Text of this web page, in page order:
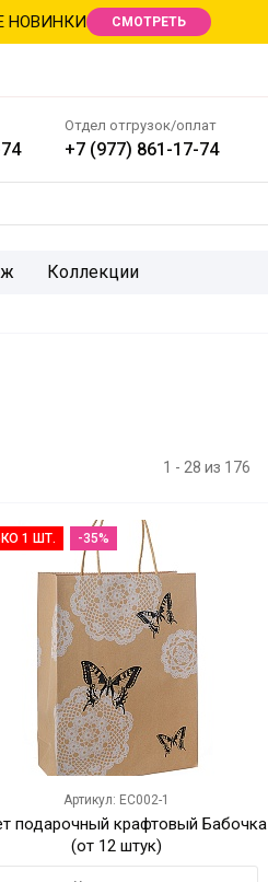
НОВИНКИ СМОТРЕТЬ
Отдел отгрузок/оплат
+7 (977) 861-17-74
Коллекции
1 - 28 из 176
1 ШТ. -35%
Артикул: EC002-1
подарочный крафтовый Бабочка
(от 12 штук)